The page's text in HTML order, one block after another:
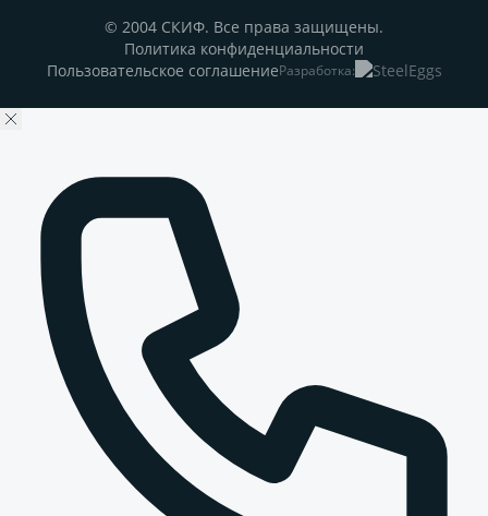
© 2004 СКИФ. Все права защищены.
Политика конфиденциальности
Пользовательское соглашениеРазработка: